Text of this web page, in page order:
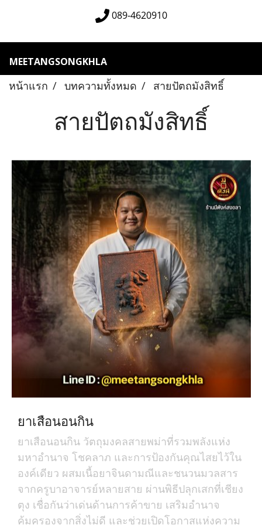
089-4620910
MEETANGSONGKHLA
หน้าแรก บทความทั้งหมด สายปัตถมังสิทธิ์
สายปัตถมังสิทธิ์
ยาเสือนอนกิน
ยาเสือนอนกิน วัตถุมงคลสายพม่าที่รวมพลังแห่ง
มหาอำนาจ โชคลาภ และการป้องกันคุณไสยไว้ใน
องค์เดียว ผสมเนื้อยาจินดามณีและชนวนมวลสาร
จากครูบาอาจารย์หลายสาย ผ่านพิธีปลุกเสกที่เชียง
ตุง เชื่อกันว่าเด่นด้านการค้าขาย เสริมอำนาจ
คุ้มครองจากสิ่งไม่ดี และช่วยเปิดโอกาสแห่งความ